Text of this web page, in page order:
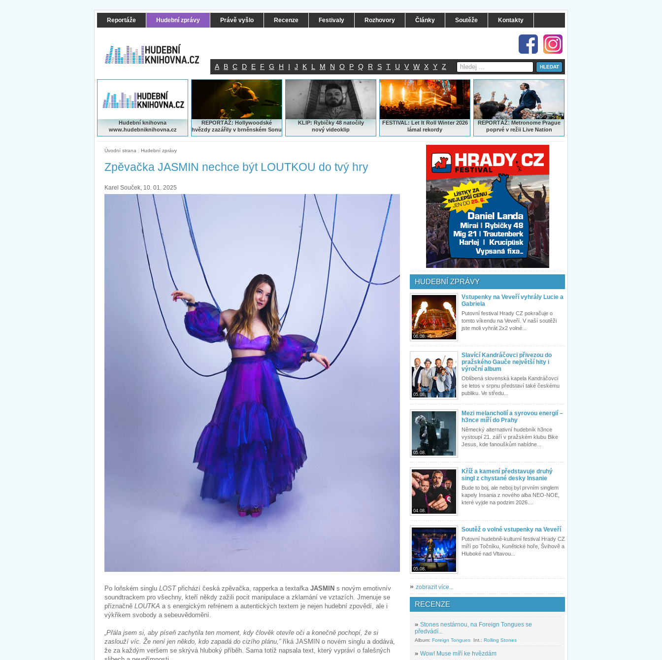
Reportáže Hudební zprávy Právě vyšlo Recenze Festivaly Rozhovory Články Soutěže Kontakty
A B C D E F G H I J K L M N O P Q R S T U V W X Y Z
Hudební knihovna
www.hudebniknihovna.cz
REPORTÁŽ: Hollywoodské
hvězdy zazářily v brněnském Sonu
KLIP: Rybičky 48 natočily
nový videoklip
FESTIVAL: Let It Roll Winter 2026
lámal rekordy
REPORTÁŽ:Metronome Prague
poprvé v režii Live Nation
Úvodní strana | Hudební zprávy
Zpěvačka JASMIN nechce být LOUTKOU do tvý hry
Karel Souček, 10. 01. 2025
Po loňském singlu LOSTpřichází česká zpěvačka, rapperka a textařka JASMIN s novým emotivnív
soundtrackem pro všechny, kteří někdy zažili pocit manipulace a zklamání ve vztazích. Jmenuje se
příznačně LOUTKA a s energickým refrénem a autentických textem je nejen hudební zpovědí, ale i
výkřikem svobody a sebeuvědomění.
„Přála jsem si, aby píseň zachytila ten moment, kdy člověk otevře oči a konečně pochopí, že si
zaslouží víc. Že není jen někdo, kdo zapadá do cizího plánu,”říká JASMIN o novém singlu a dodává,
že za každým veršem se skrývá hluboký příběh. Sama totiž napsala text, který vypráví o falešných
HUDEBNÍ ZPRÁVY
06.08.
Vstupenky na Veveří vyhrály Lucie a
Gabriela
Putovní festival Hrady CZ pokračuje o
tomto víkendu na Veveří. V naší soutěži
jste moli vyhrát 2x2 volné...
05.08.
Slavící Kandráčovci přivezou do
pražského Gauče největší hity i
výroční album
Oblíbená slovenská kapela Kandráčovci
se letos v srpnu představí také českému
publiku. Ve středu...
05.08.
Mezi melancholií a syrovou energií –
h3nce míří do Prahy
Německý alternativní hudebník h3nce
vystoupí 21. září v pražském klubu Bike
Jesus, kde fanouškům nabídne...
04.08.
Kříž a kamení představuje druhý
singl z chystané desky Insanie
Bude to boj, ale neboj byl prvním singlem
kapely Insania z nového alba NEO-NOE,
které vyjde na podzim 2026....
05.08.
Soutěž o volné vstupenky na Veveří
Putovní hudebně-kulturní festival Hrady CZ
míří po Točníku, Kunětické hoře, Švihově a
Hluboké nad Vltavou...
» zobrazit více...
RECENZE
» Stones nestárnou, na Foreign Tongues se
předvádí...
Album: Foreign Tongues Int.: Rolling Stones
» Wow! Muse míří ke hvězdám